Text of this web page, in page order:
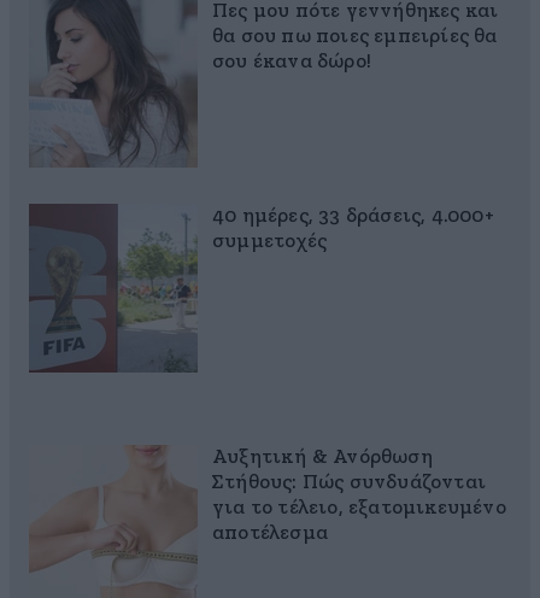
Πες μου πότε γεννήθηκες και
θα σου πω ποιες εμπειρίες θα
σου έκανα δώρο!
40 ημέρες, 33 δράσεις, 4.000+
συμμετοχές
Αυξητική & Ανόρθωση
Στήθους: Πώς συνδυάζονται
για το τέλειο, εξατομικευμένο
αποτέλεσμα